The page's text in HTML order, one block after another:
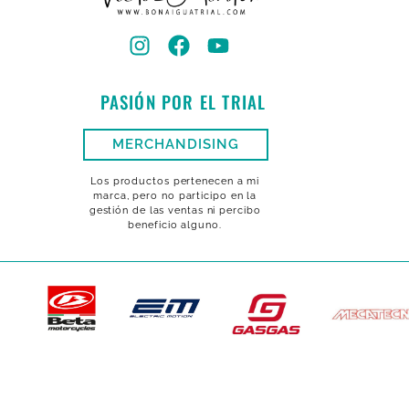
PASIÓN POR EL TRIAL
MERCHANDISING
Los productos pertenecen a mi
marca, pero no participo en la
gestión de las ventas ni percibo
beneficio alguno.